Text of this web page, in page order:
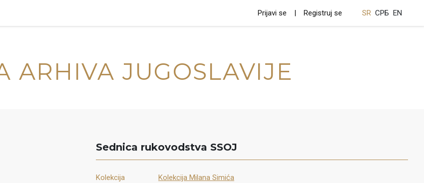
Prijavi se Registruj se SR СРБ EN
ARHIVA JUGOSLAVIJE
Sednica rukovodstva SSOJ
Kolekcija Kolekcija Milana Simića